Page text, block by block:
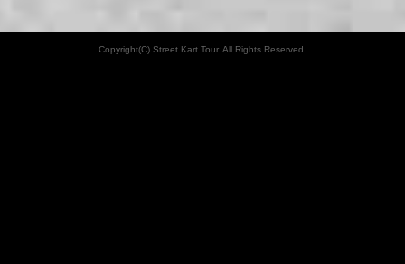
Copyright(C) Street Kart Tour. All Rights Reserved.